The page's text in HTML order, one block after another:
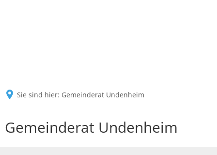
Sie sind hier: Gemeinderat Undenheim
Gemeinderat Undenheim